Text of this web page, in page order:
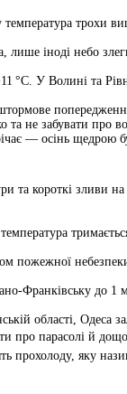
трохи
іноді небо
°C. У Волині та
та не забувати про
— осінь щедрою
та короткі зливи
пожежної
Франківську до
області, Одеса
про парасолі й
прохолоду, яку